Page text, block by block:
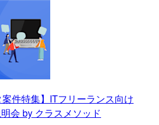
案件特集】ITフリーランス向け
会 by クラスメソッド